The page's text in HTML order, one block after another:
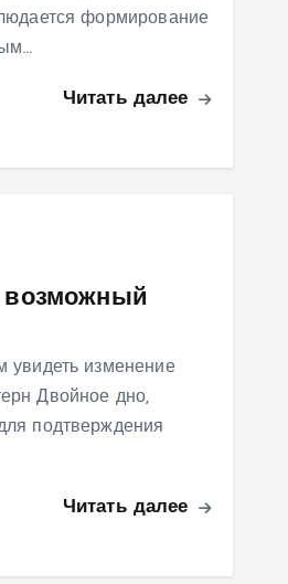
формирование
Читать далее
возможный
изменение
Двойное дно,
подтверждения
Читать далее